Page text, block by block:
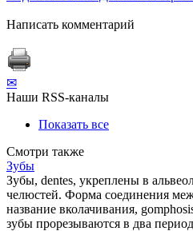
Написать комментарий
✉
Наши RSS-каналы
Показать все
Смотри также
Зубы
Зубы, dentes, укреплены в
челюстей. Форма соединения
название вколачивания,
зубы прорезываются в два